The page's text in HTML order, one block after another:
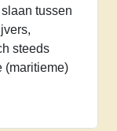
tussen
steeds
(maritieme)